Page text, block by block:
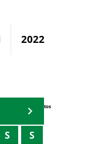
2022
Eventos
S S